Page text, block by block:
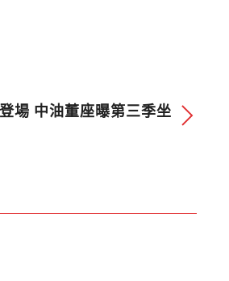
場 中油董座曝第三季坐